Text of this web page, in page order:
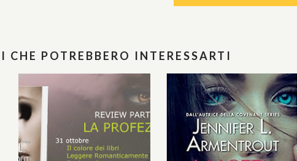
CHE POTREBBERO INTERESSARTI